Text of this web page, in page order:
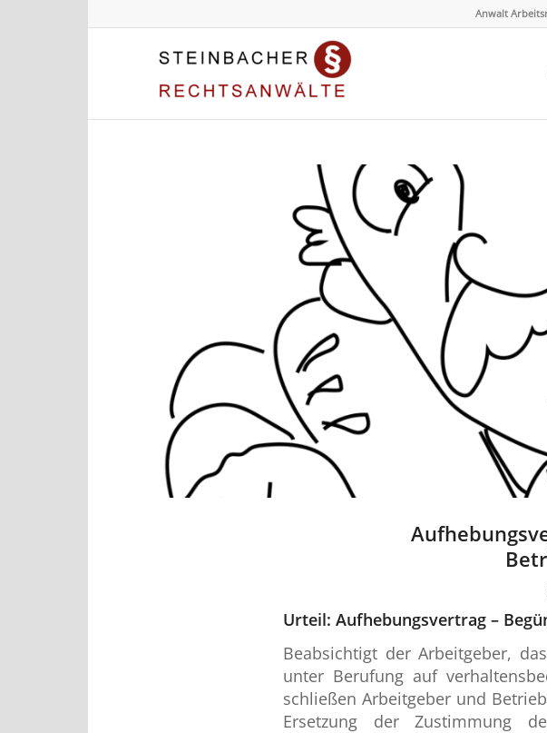
Anwalt
Urteil: Aufhebungsvertrag –
Beabsichtigt der Arbeitgeber,
unter Berufung auf
schließen Arbeitgeber und
Ersetzung der Zustimmung